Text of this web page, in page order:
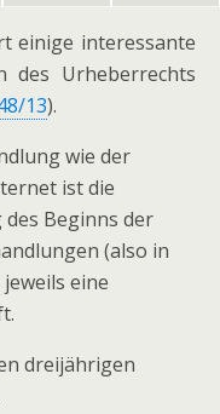
einige interessante
des Urheberrechts
13).
wie der
ist die
Beginns der
(also in
eine
dreijährigen